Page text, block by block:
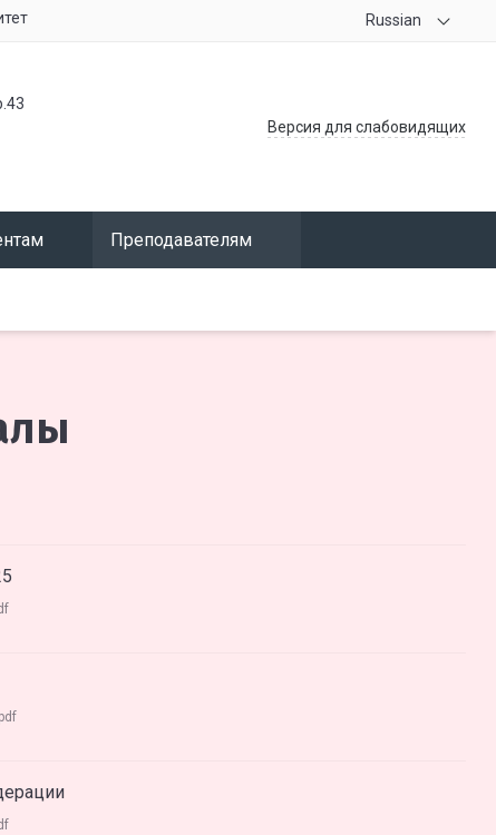
Russian
Версия для слабовидящих
Преподавателям
pdf